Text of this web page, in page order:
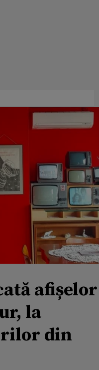
afișelor
la
din